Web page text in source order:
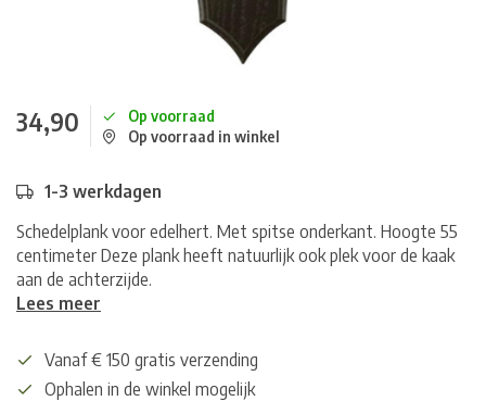
34,90
Op voorraad
Op voorraad in winkel
1-3 werkdagen
Schedelplank voor edelhert. Met spitse onderkant. Hoogte 55
centimeter Deze plank heeft natuurlijk ook plek voor de kaak
aan de achterzijde.
Lees meer
Vanaf € 150 gratis verzending
Ophalen in de winkel mogelijk